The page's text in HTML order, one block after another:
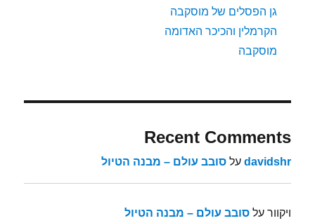
גן הפסלים של מוסקבה
הקרמלין והכיכר האדומה
מוסקבה
Recent Comments
davidshr עלסובב עולם – מבנה הטיול
ויקוור עלסובב עולם – מבנה הטיול